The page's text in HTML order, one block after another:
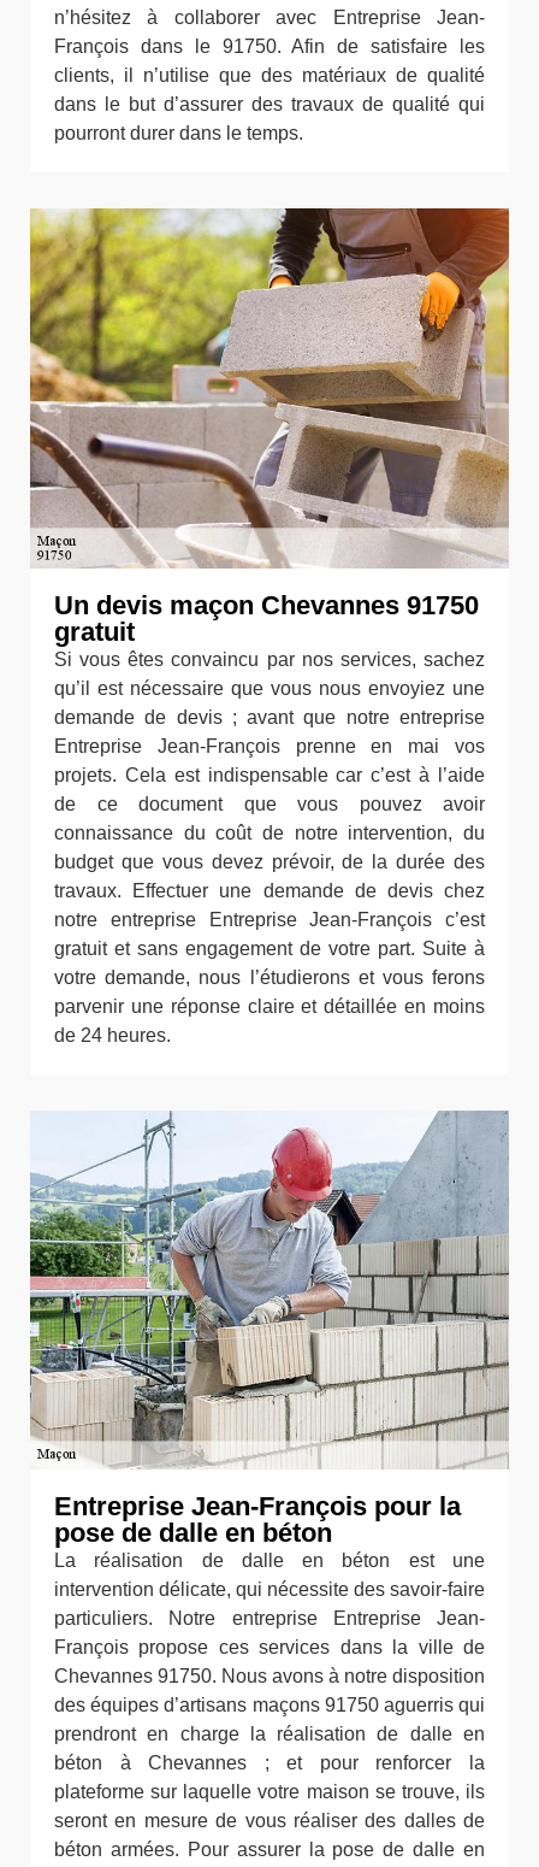
n’hésitez à collaborer avec Entreprise Jean-
François dans le 91750. Afin de satisfaire les
clients, il n’utilise que des matériaux de qualité
dans le but d’assurer des travaux de qualité qui
pourront durer dans le temps.
Un devis maçon Chevannes 91750
gratuit
Si vous êtes convaincu par nos services, sachez
qu’il est nécessaire que vous nous envoyiez une
demande de devis ; avant que notre entreprise
Entreprise Jean-François prenne en mai vos
projets. Cela est indispensable car c’est à l’aide
de ce document que vous pouvez avoir
connaissance du coût de notre intervention, du
budget que vous devez prévoir, de la durée des
travaux. Effectuer une demande de devis chez
notre entreprise Entreprise Jean-François c’est
gratuit et sans engagement de votre part. Suite à
votre demande, nous l’étudierons et vous ferons
parvenir une réponse claire et détaillée en moins
de 24 heures.
Entreprise Jean-François pour la
pose de dalle en béton
La réalisation de dalle en béton est une
intervention délicate, qui nécessite des savoir-faire
particuliers. Notre entreprise Entreprise Jean-
François propose ces services dans la ville de
Chevannes 91750. Nous avons à notre disposition
des équipes d’artisans maçons 91750 aguerris qui
prendront en charge la réalisation de dalle en
béton à Chevannes ; et pour renforcer la
plateforme sur laquelle votre maison se trouve, ils
seront en mesure de vous réaliser des dalles de
béton armées. Pour assurer la pose de dalle en